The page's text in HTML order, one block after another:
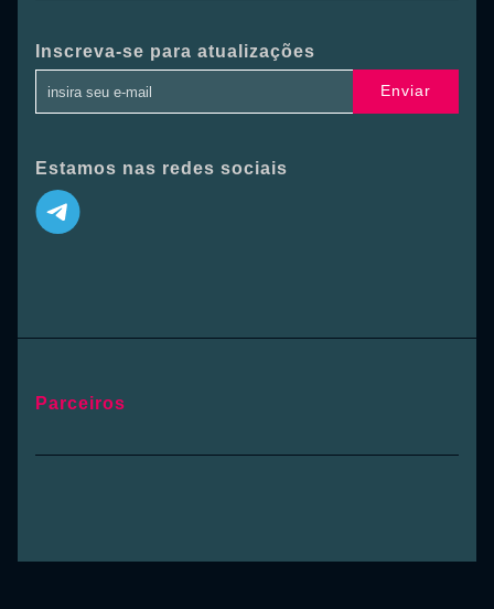
Inscreva-se para atualizações
Enviar
Estamos nas redes sociais
Parceiros